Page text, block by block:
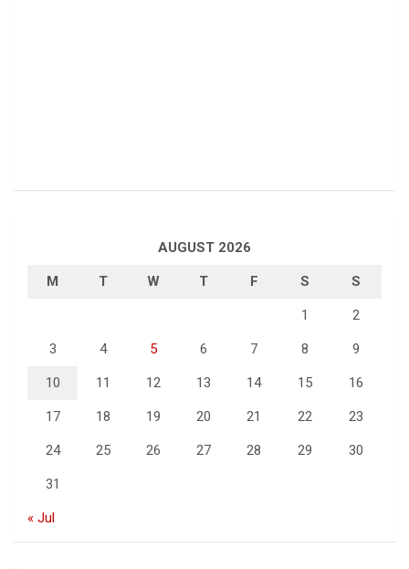
AUGUST 2026
M T W T F S S
1 2
3 4 5 6 7 8 9
10 11 12 13 14 15 16
17 18 19 20 21 22 23
24 25 26 27 28 29 30
31
« Jul